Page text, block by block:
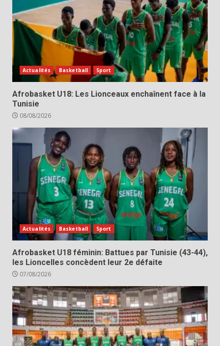
Actualités Basketball Sport
Afrobasket U18: Les Lionceaux enchaînent face à la
Tunisie
08/08/2026
Actualités Basketball Sport
Afrobasket U18 féminin: Battues par Tunisie (43-44),
les Lioncelles concèdent leur 2e défaite
07/08/2026